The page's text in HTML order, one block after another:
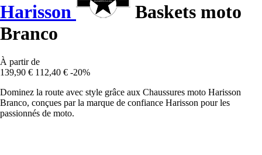
Harisson
Baskets moto
Branco
À partir de
139,90 € 112,40 € -20%
Dominez la route avec style grâce aux Chaussures moto Harisson
Branco, conçues par la marque de confiance Harisson pour les
passionnés de moto.